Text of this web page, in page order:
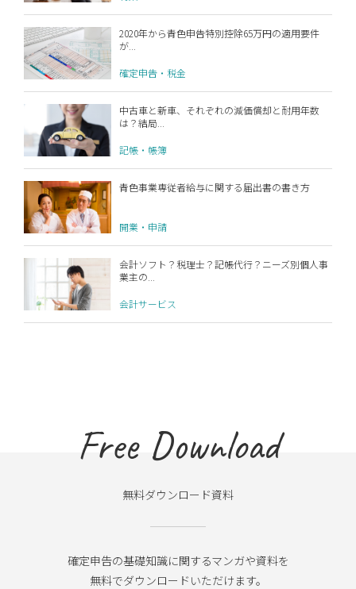
2020年から青色申告特別控除65万円の適用要件
が...
確定申告・税金
中古車と新車、それぞれの減価償却と耐用年数
は？結局...
記帳・帳簿
青色事業専従者給与に関する届出書の書き方
開業・申請
会計ソフト？税理士？記帳代行？ニーズ別個人事
業主の...
会計サービス
Free Download
無料ダウンロード資料
確定申告の基礎知識に関するマンガや資料を
無料でダウンロードいただけます。